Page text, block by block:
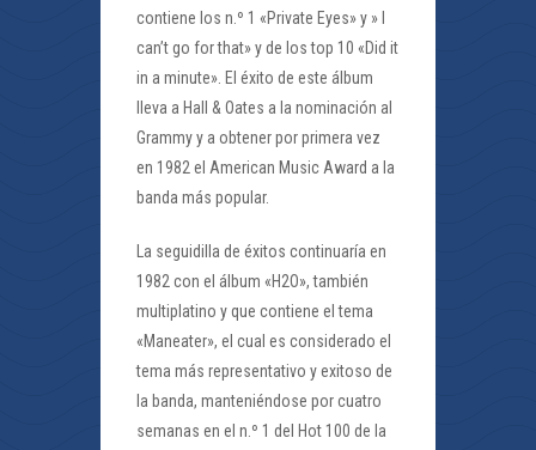
contiene los n.º 1 «Private Eyes» y » I
can’t go for that» y de los top 10 «Did it
in a minute». El éxito de este álbum
lleva a Hall & Oates a la nominación al
Grammy y a obtener por primera vez
en 1982 el American Music Award a la
banda más popular.
La seguidilla de éxitos continuaría en
1982 con el álbum «H2O», también
multiplatino y que contiene el tema
«Maneater», el cual es considerado el
tema más representativo y exitoso de
la banda, manteniéndose por cuatro
semanas en el n.º 1 del Hot 100 de la